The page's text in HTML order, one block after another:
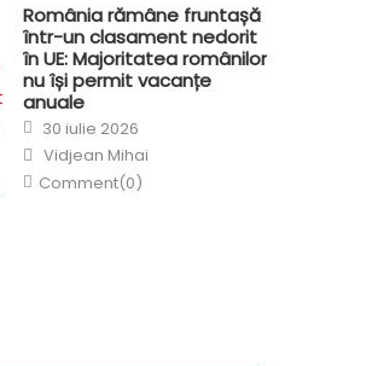
România rămâne fruntașă
într-un clasament nedorit
în UE: Majoritatea românilor
nu își permit vacanțe
anuale
Posted
on
30 iulie 2026
Author
Vidjean Mihai
Comment(0)